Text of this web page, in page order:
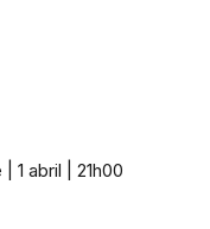
1 abril | 21h00